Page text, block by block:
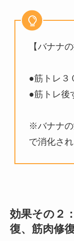
【バナナ
●筋トレ３
●筋トレ後
※バナナの
で消化され
効果その２
復、筋肉修